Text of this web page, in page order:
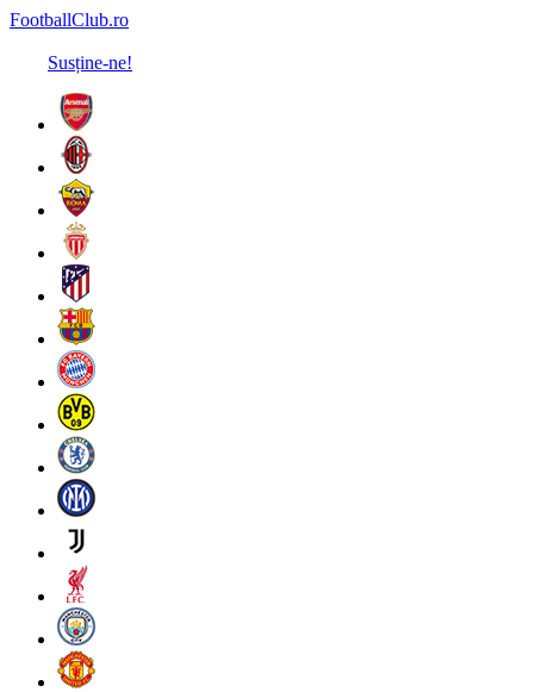
FootballClub.ro
Susține-ne!